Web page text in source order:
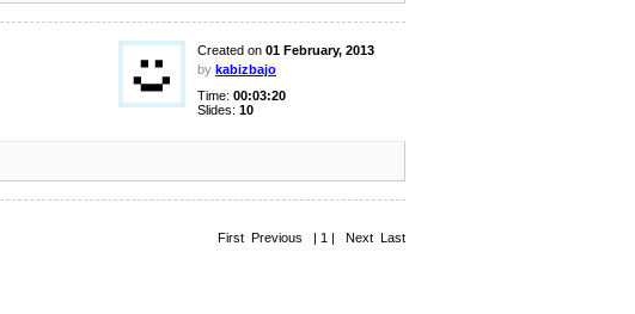
Created on 01 February, 2013
by kabizbajo
Time: 00:03:20
Slides: 10
First Previous | 1 | Next Last